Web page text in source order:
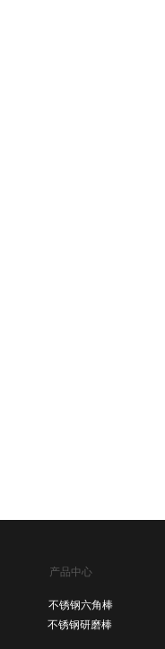
产品中心
不锈钢研磨棒
不锈钢六角棒